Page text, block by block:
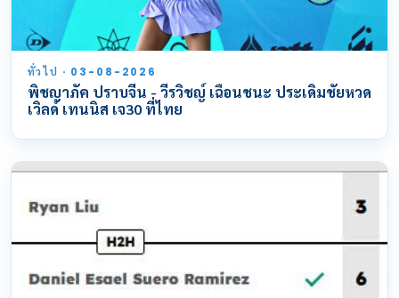
ทั่วไป · 03-08-2026
พิชญาภัค ปราบจีน - วีรวิชญ์ เฉือนชนะ ประเดิมชัยหวด
เวิลด์ เทนนิส เจ30 ที่ไทย